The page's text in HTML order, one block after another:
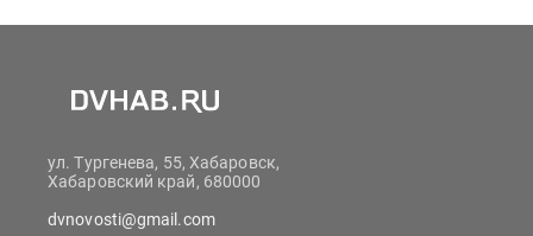
ул. Тургенева, 55, Хабаровск,
Хабаровский край, 680000
dvnovosti@gmail.com